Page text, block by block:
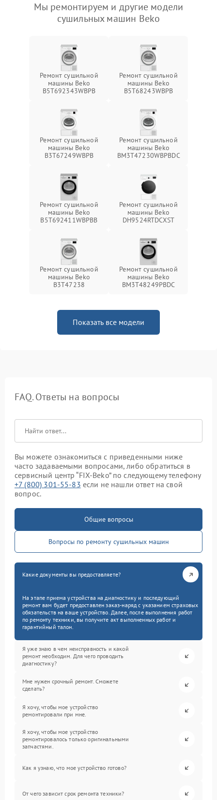
Мы ремонтируем и другие модели
сушильных машин Beko
Ремонт сушильной
машины Beko
B5T692343WBPB
Ремонт сушильной
машины Beko
B5T68243WBPB
Ремонт сушильной
машины Beko
B3T67249WBPB
Ремонт сушильной
машины Beko
BM3T47230WBPBDC
Ремонт сушильной
машины Beko
B5T692411WBPBB
Ремонт сушильной
машины Beko
DH9524RTDCXST
Ремонт сушильной
машины Beko
B3T47238
Ремонт сушильной
машины Beko
BM3T48249PBDC
Показать все модели
FAQ. Ответы на вопросы
Вы можете ознакомиться с приведенными ниже
часто задаваемыми вопросами, либо обратиться в
сервисный центр “FIX-Beko” по следующему телефону
+7 (800) 301-55-83 если не нашли ответ на свой
вопрос.
Общие вопросы
Вопросы по ремонту сушильных машин
Какие документы вы предоставляете?
На этапе приема устройства на диагностику и последующий
ремонт вам будет предоставлен заказ-наряд с указанием страховых
обязательств на ваше устройство. Далее, после выполнения работ
по ремонту техники, вы получите акт выполненных работ и
гарантийный талон.
Я уже знаю в чем неисправность и какой
ремонт необходим. Для чего проводить
диагностику?
Мне нужен срочный ремонт. Сможете
сделать?
Я хочу, чтобы мое устройство
ремонтировали при мне.
Я хочу, чтобы мое устройство
ремонтировалось только оригинальными
запчастями.
Как я узнаю, что мое устройство готово?
От чего зависит срок ремонта техники?